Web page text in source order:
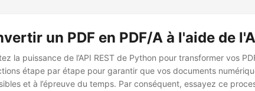
un PDF en PDF/A à l'aide de
la puissance de l’API REST de Python pour transformer vos
étape par étape pour garantir que vos documents
et à l’épreuve du temps. Par conséquent, essayez ce